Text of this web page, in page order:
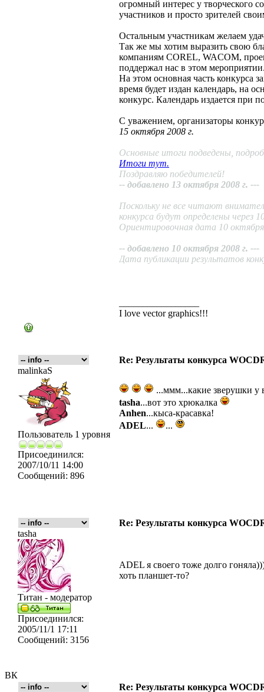
ВК
огромный интерес у творческого
участников и просто зрителей
Остальным участникам желаем
Так же мы хотим выразить свою
компаниям COREL, WACOM,
поддержал нас в этом
На этом основная часть конкурса
время будет издан календарь, на
конкурс. Календарь издается при
С уважением, организаторы
15 октября 2008 г.
Основные итоги подведены,
Итоги тут.
Поздравляю победителей!
-- добавлено 13 октября 2008 г. ---
Поскольку не все читают
конкурса будут определены через
Ориентировочная дата 10
-- добавлено 10 октября 2008 г. ---
Дата публикации результатов
I love vector graphics!!!
Re: Результаты конкурса
malinkaS
Пользователь 1 уровня
Присоединился:
2007/10/11 14:00
Сообщений: 896
...ммм...какие зверушки у
tasha...вот это хрюкалка
Anhen...кыса-красавка!
ADEL... ...
Re: Результаты конкурса
tasha
Титан - модератор
Присоединился:
2005/11/1 17:11
Сообщений: 3156
ADEL я своего тоже долго
хоть планшет-то?
Re: Результаты конкурса